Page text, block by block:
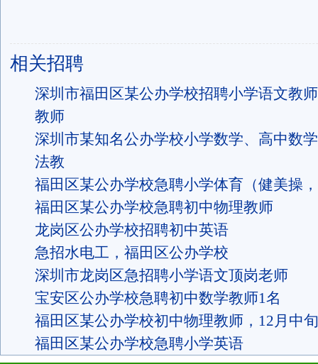
相关招聘
深圳市福田区某公办学校招聘小学语文教
教师
深圳市某知名公办学校小学数学、高中数
法教
福田区某公办学校急聘小学体育（健美操
福田区某公办学校急聘初中物理教师
龙岗区公办学校招聘初中英语
急招水电工，福田区公办学校
深圳市龙岗区急招聘小学语文顶岗老师
宝安区公办学校急聘初中数学教师1名
福田区某公办学校初中物理教师，12月中
福田区某公办学校急聘小学英语